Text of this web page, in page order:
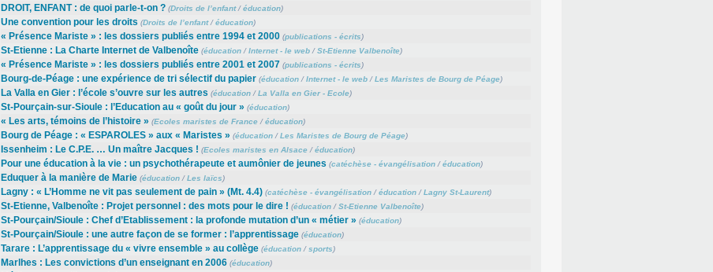
DROIT, ENFANT : de quoi parle-t-on ? (Droits de l’enfant/éducation)
Une convention pour les droits (Droits de l’enfant/éducation)
« Présence Mariste » : les dossiers publiés entre 1994 et 2000 (publications - écrits)
St-Etienne : La Charte Internet de Valbenoîte (éducation/Internet - le web/St-Etienne Valbenoîte)
« Présence Mariste » : les dossiers publiés entre 2001 et 2007 (publications - écrits)
Bourg-de-Péage : une expérience de tri sélectif du papier (éducation/Internet - le web/Les Maristes de Bourg de Péage)
La Valla en Gier : l’école s’ouvre sur les autres (éducation/La Valla en Gier - Ecole)
St-Pourçain-sur-Sioule : l’Education au « goût du jour » (éducation)
« Les arts, témoins de l’histoire » (Ecoles maristes de France/éducation)
Bourg de Péage : « ESPAROLES » aux « Maristes » (éducation/Les Maristes de Bourg de Péage)
Issenheim : Le C.P.E. … Un maître Jacques ! (Ecoles maristes en Alsace/éducation)
Pour une éducation à la vie : un psychothérapeute et aumônier de jeunes (catéchèse - évangélisation/éducation)
Eduquer à la manière de Marie (éducation/Les laïcs)
Lagny : « L’Homme ne vit pas seulement de pain » (Mt. 4.4) (catéchèse - évangélisation/éducation/Lagny St-Laurent)
St-Etienne, Valbenoîte : Projet personnel : des mots pour le dire ! (éducation/St-Etienne Valbenoîte)
St-Pourçain/Sioule : Chef d’Etablissement : la profonde mutation d’un « métier » (éducation)
St-Pourçain/Sioule : une autre façon de se former : l’apprentissage (éducation)
Tarare : L’apprentissage du « vivre ensemble » au collège (éducation/sports)
Marlhes : Les convictions d’un enseignant en 2006 (éducation)